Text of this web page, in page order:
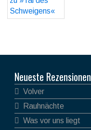
Neueste Rezensionen
Volver
Rauhnächte
Was vor uns liegt